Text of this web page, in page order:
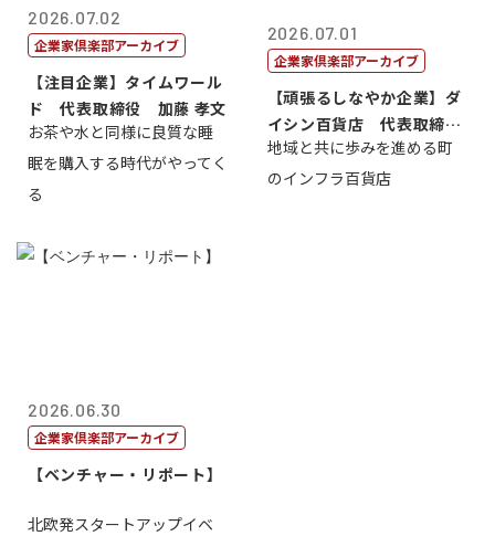
2026.07.02
企業家倶楽部アーカイブ
【注目企業】タイムワール
ド 代表取締役 加藤 孝文
お茶や水と同様に良質な睡
眠を購入する時代がやってく
る
2026.07.01
企業家倶楽部アーカイブ
【頑張るしなやか企業】ダ
イシン百貨店 代表取締役
社長 西山 ...
地域と共に歩みを進める町
のインフラ百貨店
2026.06.30
企業家倶楽部アーカイブ
【ベンチャー・リポート】
北欧発スタートアップイベ